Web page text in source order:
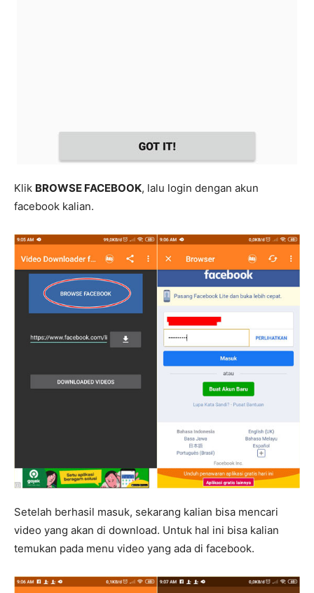
Klik BROWSE FACEBOOK, lalu login dengan akun
facebook kalian.
Setelah berhasil masuk, sekarang kalian bisa mencari
video yang akan di download. Untuk hal ini bisa kalian
temukan pada menu video yang ada di facebook.